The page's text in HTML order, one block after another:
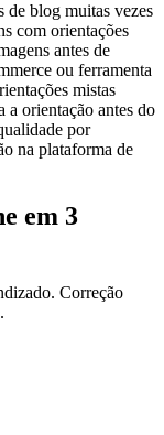
de blog muitas vezes
com orientações
antes de
ou ferramenta
mistas
a orientação antes do
por
na plataforma de
em 3
Correção